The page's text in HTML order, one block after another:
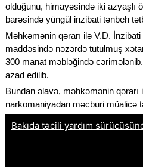
olduğunu, himayəsində iki azyaşlı
barəsində yüngül inzibati tənbeh
Məhkəmənin qərarı ilə V.D.
maddəsində nəzərdə tutulmuş
300 manat məbləğində
azad edilib.
Bundan əlavə, məhkəmənin qərarı
narkomaniyadan məcburi müalicə